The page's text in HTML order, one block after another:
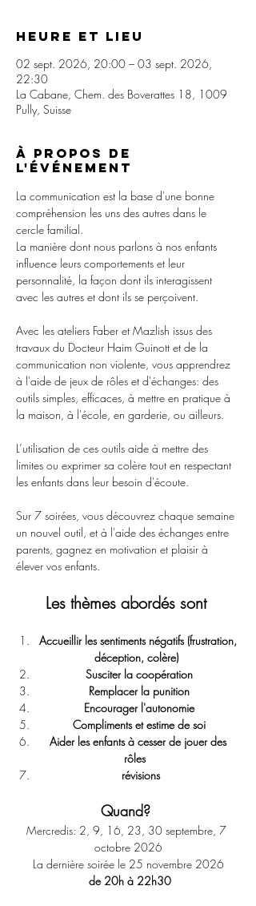
Heure et lieu
02 sept. 2026, 20:00 – 03 sept. 2026,
22:30
La Cabane, Chem. des Boverattes 18, 1009
Pully, Suisse
À propos de
l'événement
La communication est la base d'une bonne
compréhension les uns des autres dans le
cercle familial.
La manière dont nous parlons à nos enfants
influence leurs comportements et leur
personnalité, la façon dont ils interagissent
avec les autres et dont ils se perçoivent.
Avec les ateliers Faber et Mazlish issus des
travaux du Docteur Haim Guinott et de la
communication non violente, vous apprendrez
à l'aide de jeux de rôles et d'échanges: des
outils simples, efficaces, à mettre en pratique à
la maison, à l'école, en garderie, ou ailleurs.
L’utilisation de ces outils aide à mettre des
limites ou exprimer sa colère tout en respectant
les enfants dans leur besoin d'écoute.
Sur 7 soirées, vous découvrez chaque semaine
un nouvel outil, et à l'aide des échanges entre
parents, gagnez en motivation et plaisir à
élever vos enfants.
Les thèmes abordés sont
Accueillir les sentiments négatifs (frustration,
déception, colère)
Susciter la coopération
Remplacer la punition
Encourager l'autonomie
Compliments et estime de soi
Aider les enfants à cesser de jouer des
rôles
révisions
Quand? ​​​​​​​
Mercredis: 2, 9, 16, 23, 30 septembre, 7
octobre 2026
La dernière soirée le 25 novembre 2026
de 20h à 22h30